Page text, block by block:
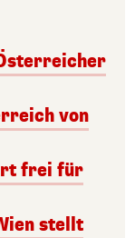
von
frei für
stellt